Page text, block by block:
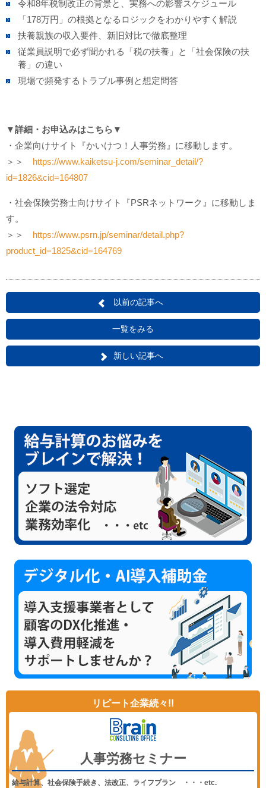
令和8年税制改正の背景と、実務への影響スケジュール
「178万円」の根拠となるロジックをわかりやすく解説
扶養親族の収入要件、新旧対比で徹底整理
従業員説明で必ず聞かれる「税の扶養」と「社会保険の扶
養」の違い
現場で頻発するトラブル事例と想定問答
▼詳細・お申込みはこちら▼
・企業向けサイト『かいけつ！人事労務』に移動します。
＞＞ https://www.kaiketsu-j.com/seminar_detail/?
id=1826&cid=164807
・社会保険労務士向けサイト『PSRネットワーク』に移動しま
す。
＞＞ https://www.psrn.jp/seminar/detail.php?
product_id=1825&cid=164769
以前の記事へ
一覧をみる
新しい記事へ
リピート企業続々!!
人事労務セミナー
給与計算、社会保険手続き、法改正、ライフプラン ・・・etc.